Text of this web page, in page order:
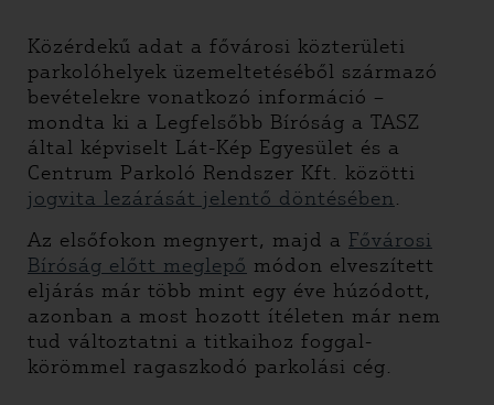
Közérdekű adat a fővárosi közterületi
parkolóhelyek üzemeltetéséből származó
bevételekre vonatkozó információ –
mondta ki a Legfelsőbb Bíróság a TASZ
által képviselt Lát-Kép Egyesület és a
Centrum Parkoló Rendszer Kft. közötti
jogvita lezárását jelentő döntésében.
Az elsőfokon megnyert, majd a Fővárosi
Bíróság előtt meglepő módon elveszített
eljárás már több mint egy éve húzódott,
azonban a most hozott ítéleten már nem
tud változtatni a titkaihoz foggal-
körömmel ragaszkodó parkolási cég.